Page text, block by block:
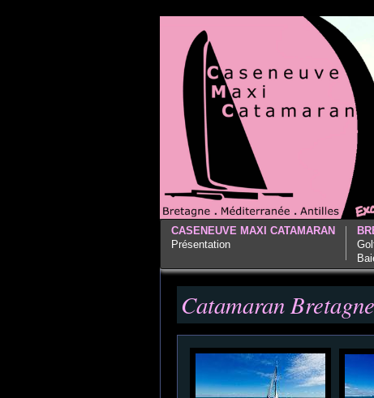
CASENEUVE MAXI CATAMARAN
Présentation
Catamaran